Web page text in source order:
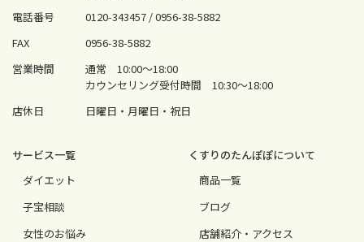
電話番号
0120-343457 /0956-38-5882
FAX
0956-38-5882
営業時間
通常 10:00〜18:00
カウンセリング受付時間 10:30〜18:00
店休日
日曜日・月曜日・祝日
サービス⼀覧
ダイエット
⼦宝相談
⼥性のお悩み
くすりのたんぽぽについて
商品一覧
ブログ
店舗紹介・アクセス